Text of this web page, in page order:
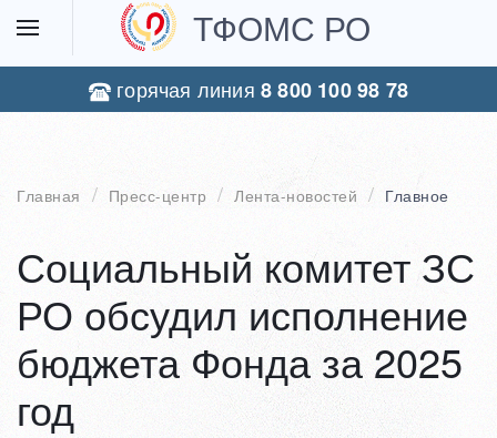
ТФОМС РО
горячая линия 8 800 100 98 78
Главная Пресс-центр Лента-новостей Главное
Социальный комитет ЗС
РО обсудил исполнение
бюджета Фонда за 2025
год